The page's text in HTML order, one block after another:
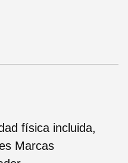
física incluida,
Marcas